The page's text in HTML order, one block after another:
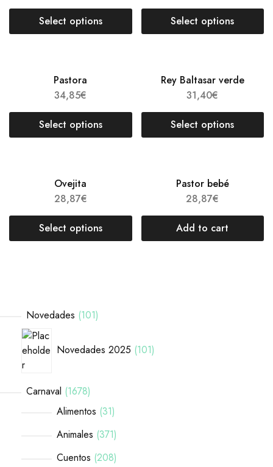
Select options Select options
Pastora
34,85€
Select options
Rey Baltasar verde
31,40€
Select options
Ovejita
28,87€
Select options
Pastor bebé
28,87€
Add to cart
Novedades 101
Novedades 2025 101
Carnaval 1678
Alimentos 31
Animales 371
Cuentos 208